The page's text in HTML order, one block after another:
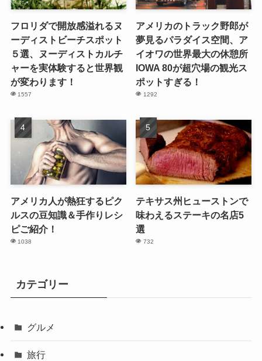
フロリダで開放感溢れるヌ
ーディストビーチスポット
５選、ヌーディストカルチ
ャーを実体験すると世界観
が変わります！
1557
アメリカのトラック野郎が
夢見るパラダイス空間、ア
イオワの世界最大の休憩所
IOWA 80が超穴場の観光ス
ポットすぎる！
1292
アメリカ人が熱狂するピク
ルスの豆知識＆手作りレシ
ピご紹介！
1038
テキサス州ヒューストンで
味わえるステーキの名店5
選
732
カテゴリー
グルメ
旅行